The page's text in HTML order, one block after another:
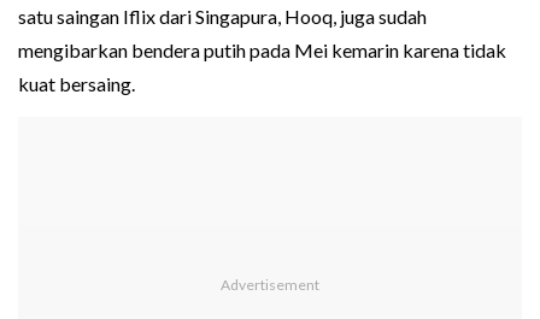
satu saingan Iflix dari Singapura, Hooq, juga sudah
mengibarkan bendera putih pada Mei kemarin karena tidak
kuat bersaing.